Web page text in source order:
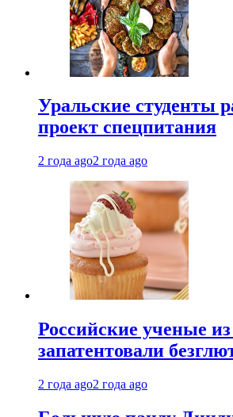
Уральские студенты
проект спецпитания
2 года ago2 года ago
Российские ученые
запатентовали
2 года ago2 года ago